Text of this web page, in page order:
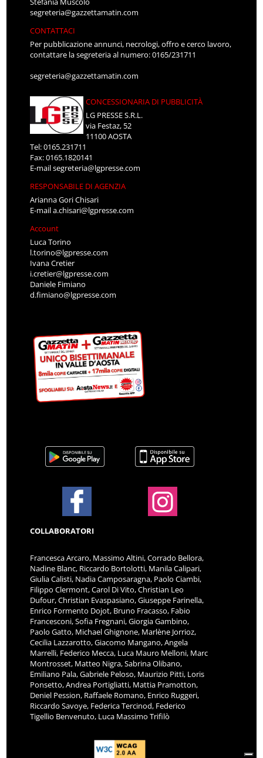
segreteria@gazzettamatin.com
CONTATTACI
Per pubblicazione annunci, necrologi, offro e cerco lavoro,
contattare la segreteria al numero: 0165/231711
segreteria@gazzettamatin.com
CONCESSIONARIA DI PUBBLICITÀ
LG PRESSE S.R.L.
via Festaz, 52
11100 AOSTA
Tel: 0165.231711
Fax: 0165.1820141
E-mailsegreteria@lgpresse.com
RESPONSABILE DI AGENZIA
Arianna Gori Chisari
E-maila.chisari@lgpresse.com
Account
Luca Torino
l.torino@lgpresse.com
Ivana Cretier
i.cretier@lgpresse.com
Daniele Fimiano
d.fimiano@lgpresse.com
COLLABORATORI
Francesca Arcaro, Massimo Altini, Corrado Bellora,
Nadine Blanc, Riccardo Bortolotti, Manila Calipari,
Giulia Calisti, Nadia Camposaragna, Paolo Ciambi,
Filippo Clermont, Carol Di Vito, Christian Leo
Dufour, Christian Evaspasiano, Giuseppe Farinella,
Enrico Formento Dojot, Bruno Fracasso, Fabio
Francesconi, Sofia Fregnani, Giorgia Gambino,
Paolo Gatto, Michael Ghignone, Marlène Jorrioz,
Cecilia Lazzarotto, Giacomo Mangano, Angela
Marrelli, Federico Mecca, Luca Mauro Melloni, Marc
Montrosset, Matteo Nigra, Sabrina Olibano,
Emiliano Pala, Gabriele Peloso, Maurizio Pitti, Loris
Ponsetto, Andrea Portigliatti, Mattia Pramotton,
Deniel Pession, Raffaele Romano, Enrico Ruggeri,
Riccardo Savoye, Federica Tercinod, Federico
Tigellio Benvenuto, Luca Massimo Trifilò